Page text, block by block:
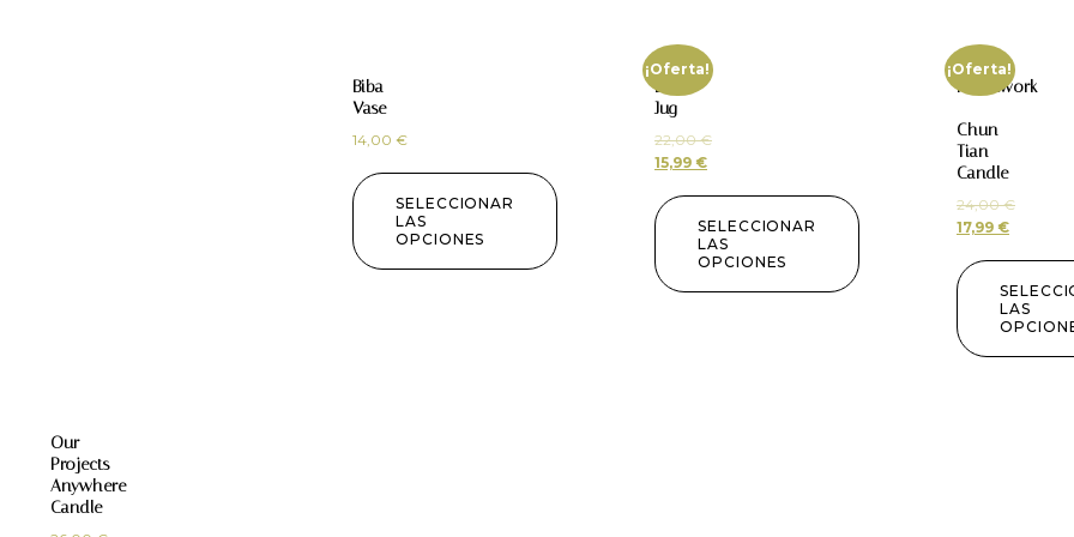
Biba
Vase
14,00 €
SELECCIONAR
LAS
OPCIONES
¡Oferta!
Lotus
Jug
22,00€
15,99 €
SELECCIONAR
LAS
OPCIONES
¡Oferta!
Homework
Chun
Tian
Candle
24,00€
17,99 €
LAS
Our
Projects
Anywhere
Candle